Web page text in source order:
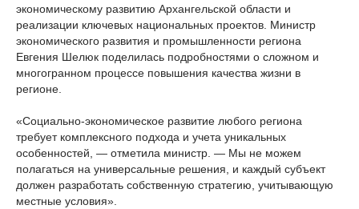
экономическому развитию Архангельской области и
реализации ключевых национальных проектов. Министр
экономического развития и промышленности региона
Евгения Шелюк поделилась подробностями о сложном и
многогранном процессе повышения качества жизни в
регионе.
«Социально-экономическое развитие любого региона
требует комплексного подхода и учета уникальных
особенностей, — отметила министр. — Мы не можем
полагаться на универсальные решения, и каждый субъект
должен разработать собственную стратегию, учитывающую
местные условия».